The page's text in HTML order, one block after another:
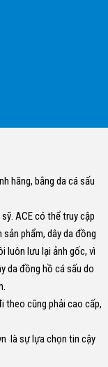
hãng, bằng da cá sấu
ACE có thể truy cập
sản phẩm, dây da đồng
luôn lưu lại ảnh gốc, vì
da đồng hồ cá sấu do
theo cũng phải cao cấp,
là sự lựa chọn tin cậy